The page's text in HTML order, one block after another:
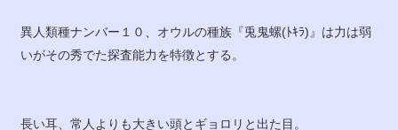
異人類種ナンバー１０、オウルの種族『兎鬼螺(ﾄｷﾗ)』は力は弱
いがその秀でた探査能力を特徴とする。
長い耳、常人よりも大きい頭とギョロリと出た目。